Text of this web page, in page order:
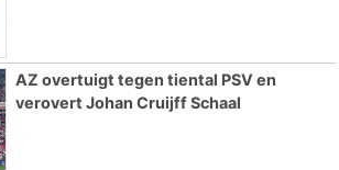
AZ overtuigt tegen tiental PSV en
verovert Johan Cruijff Schaal